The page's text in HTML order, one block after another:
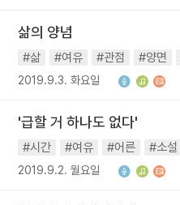
삶의 양념
#삶 #여유 #관점 #양면
2019.9.3. 화요일
'급할 거 하나도 없다'
#시간 #여유 #어른 #소설
2019.9.2. 월요일